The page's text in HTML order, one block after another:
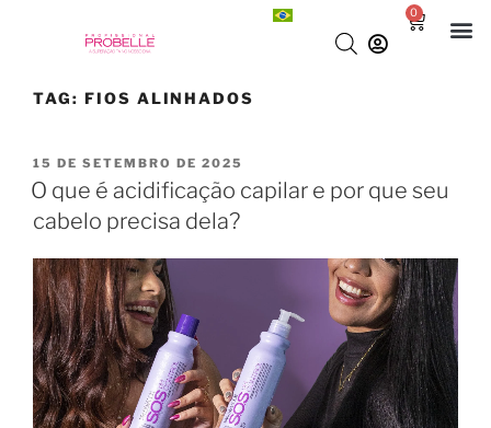
0
TAG: FIOS ALINHADOS
15 DE SETEMBRO DE 2025
O que é acidificação capilar e por que seu
cabelo precisa dela?